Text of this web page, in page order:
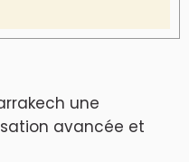
une
avancée et